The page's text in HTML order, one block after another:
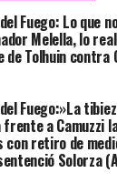
Fuego: Lo que
Melella, lo
de Tolhuin contra
Fuego:»La
frente a Camuzzi
con retiro de
Solorza